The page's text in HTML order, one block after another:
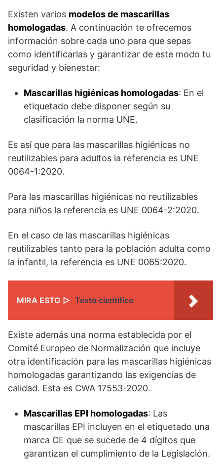
Existen varios modelos de mascarillas
homologadas. A continuación te ofrecemos
información sobre cada uno para que sepas
como identificarlas y garantizar de este modo tu
seguridad y bienestar:
Mascarillas higiénicas homologadas: En el
etiquetado debe disponer según su
clasificación la norma UNE.
Es así que para las mascarillas higiénicas no
reutilizables para adultos la referencia es UNE
0064-1:2020.
Para las mascarillas higiénicas no reutilizables
para niños la referencia es UNE 0064-2:2020.
En el caso de las mascarillas higiénicas
reutilizables tanto para la población adulta como
la infantil, la referencia es UNE 0065:2020.
MIRA ESTO ▷ Texto científico
Existe además una norma establecida por el
Comité Europeo de Normalización que incluye
otra identificación para las mascarillas higiénicas
homologadas garantizando las exigencias de
calidad. Esta es CWA 17553-2020.
Mascarillas EPI homologadas: Las
mascarillas EPI incluyen en el etiquetado una
marca CE que se sucede de 4 dígitos que
garantizan el cumplimiento de la Legislación.